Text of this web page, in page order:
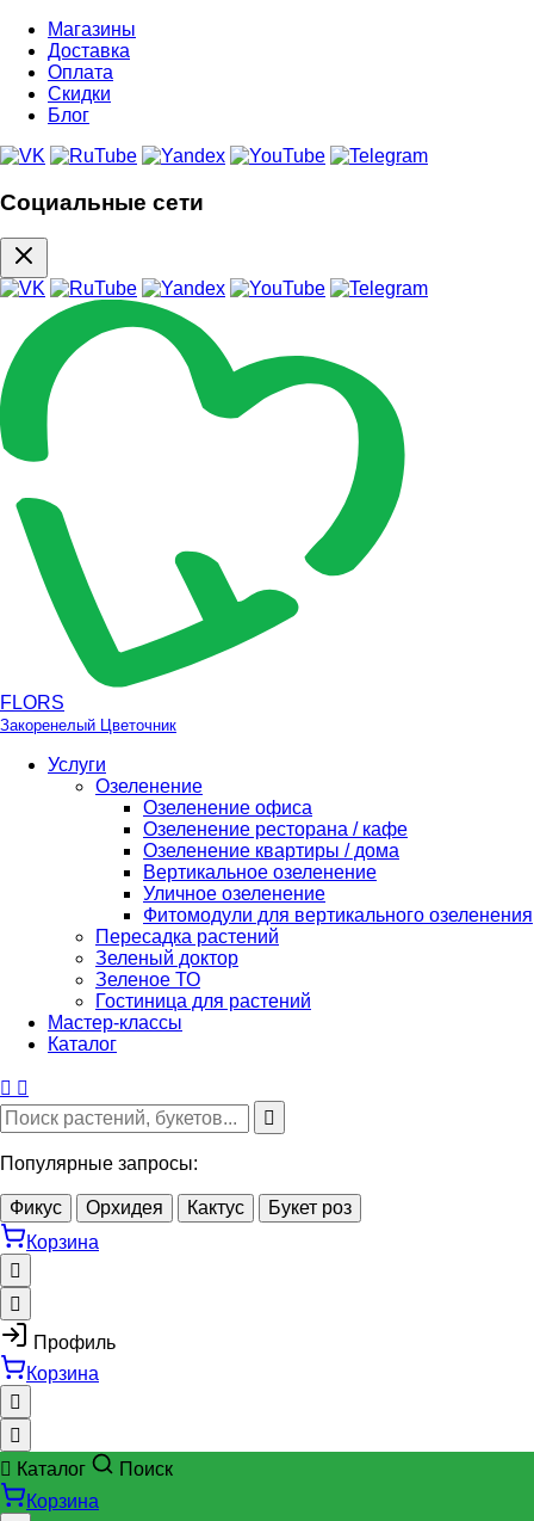
Магазины
Доставка
Оплата
Скидки
Блог
Социальные сети
FLORS
Закоренелый Цветочник
Услуги
Озеленение
Озеленение офиса
Озеленение ресторана / кафе
Озеленение квартиры / дома
Вертикальное озеленение
Уличное озеленение
Фитомодули для вертикального озеленения
Пересадка растений
Зеленый доктор
Зеленое ТО
Гостиница для растений
Мастер-классы
Каталог
Популярные запросы:
Фикус Орхидея Кактус
Букет роз
Корзина
Профиль
Корзина
Каталог
Поиск
Корзина